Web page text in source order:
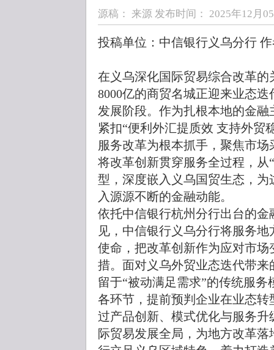
源稿： 来源 发布时间： 2025年12月
投稿单位：中信银行义乌分行
在义乌深化国际贸易综合改革
8000亿的商贸名城正迎来业态
发展阶段。作为扎根本地的金
紧扣“便利外汇提质效 支持外贸
服务改革为根本抓手，聚焦市
将改革创新贯穿服务全过程，从
型，深度嵌入义乌国贸生态，
入源源不断的金融动能。
依托中信银行杭州分行出台的
见，中信银行义乌分行将服务
使命，把改革创新作为应对市
措。面对义乌外贸业态迭代带
留于“被动满足需求”的传统服
各环节，提前预判企业在业态
过产品创新、模式优化与服务
际贸易发展全局，为地方改革